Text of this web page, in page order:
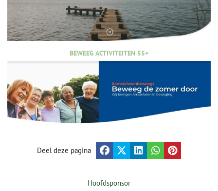
BEWEEG ACTIVITEITEN 55+
Deel deze pagina
Hoofdsponsor